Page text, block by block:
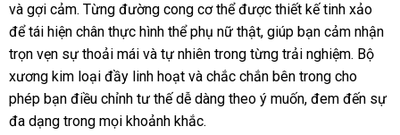
và gợi cảm. Từng đường cong cơ thể được thiết kế tinh xảo
để tái hiện chân thực hình thể phụ nữ thật, giúp bạn cảm nhận
trọn vẹn sự thoải mái và tự nhiên trong từng trải nghiệm. Bộ
xương kim loại đầy linh hoạt và chắc chắn bên trong cho
phép bạn điều chỉnh tư thế dễ dàng theo ý muốn, đem đến sự
đa dạng trong mọi khoảnh khắc.